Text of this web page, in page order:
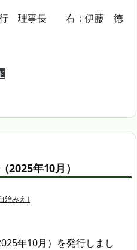
行 理事長 右：伊藤 徳
2025年10月）
治みえ｣
年10月）を発行しまし